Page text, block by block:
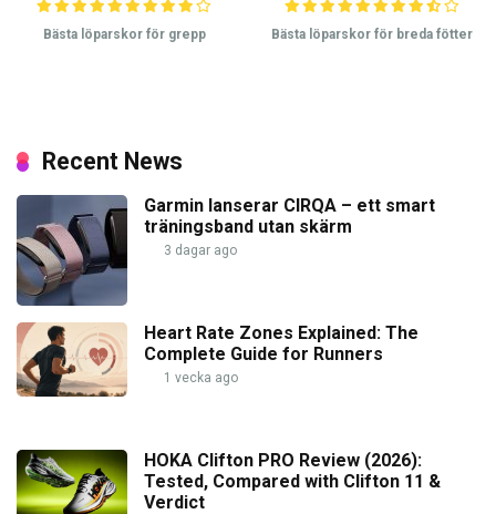
Bästa löparskor för grepp Bästa löparskor för breda fötter
Recent News
Garmin lanserar CIRQA – ett smart
träningsband utan skärm
3 dagar ago
Heart Rate Zones Explained: The
Complete Guide for Runners
1 vecka ago
HOKA Clifton PRO Review (2026):
Tested, Compared with Clifton 11 &
Verdict